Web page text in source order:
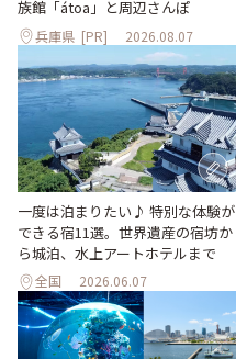
族館「átoa」と周辺さんぽ
兵庫県 [PR] 2026.08.07
一度は泊まりたい♪ 特別な体験が
できる宿11選。世界遺産の宿坊か
ら城泊、水上アートホテルまで
全国 2026.06.07